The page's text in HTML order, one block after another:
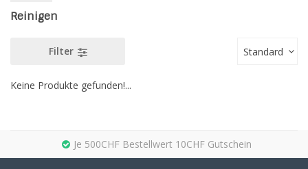
Reinigen
Filter Standard
Keine Produkte gefunden!...
Je 500CHF Bestellwert 10CHF Gutschein